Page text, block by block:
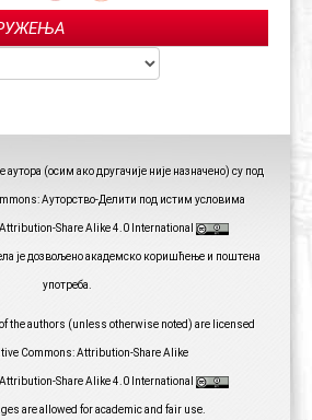
аутора (осим ако другачије није назначено) су под
Ауторство-Делити под истим условима
Share Alike 4.0 International
је дозвољено академско коришћење и поштена
употреба.
the authors (unless otherwise noted) are licensed
Commons: Attribution-Share Alike
Share Alike 4.0 International
are allowed for academic and fair use.